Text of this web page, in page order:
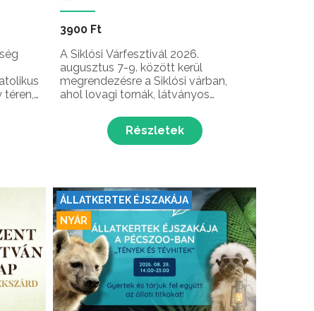
téren,
és
3900 Ft
A Siklósi Várfesztivál 2026.
augusztus 7-9. között kerül
megrendezésre a Siklósi várban,
ahol lovagi tornák, látványos
hagyományőrző programok,
csatajelenetek és még sok
meglepetés várja a látogatókat
Részletek
ÁLLATKERTEK ÉJSZAKÁJA
NYÁR